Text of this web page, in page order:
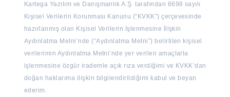
Kartega Yazılım ve Danışmanlık A.Ş. tarafından 6698 sayılı
Kişisel Verilerin Korunması Kanunu (“KVKK”) çerçevesinde
hazırlanmış olan Kişisel Verilerin İşlenmesine İlişkin
Aydınlatma Metni’nde (“Aydınlatma Metni”) belirtilen kişisel
verilerimin Aydınlatma Metni’nde yer verilen amaçlarla
işlenmesine özgür irademle açık rıza verdiğimi ve KVKK’dan
doğan haklarıma ilişkin bilgilendirildiğimi kabul ve beyan
ederim.